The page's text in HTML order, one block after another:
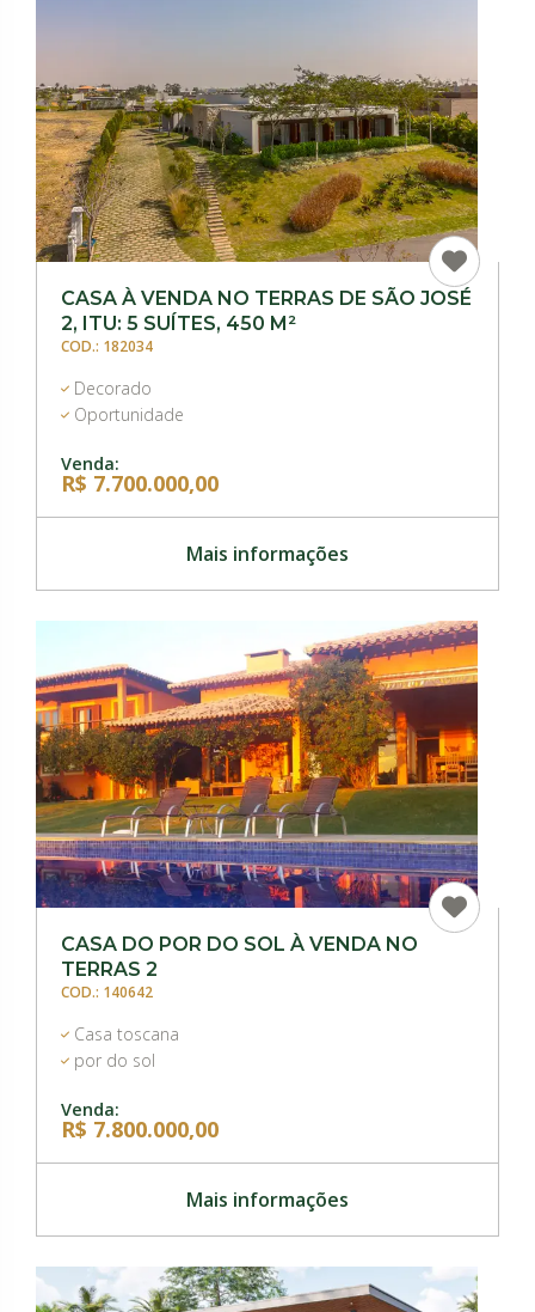
CASA À VENDA NO TERRAS DE SÃO JOSÉ
2, ITU: 5 SUÍTES, 450 M²
COD.: 182034
Decorado
Oportunidade
Venda:
R$ 7.700.000,00
Mais informações
CASA DO POR DO SOL À VENDA NO
TERRAS 2
COD.: 140642
Casa toscana
por do sol
Venda:
R$ 7.800.000,00
Mais informações